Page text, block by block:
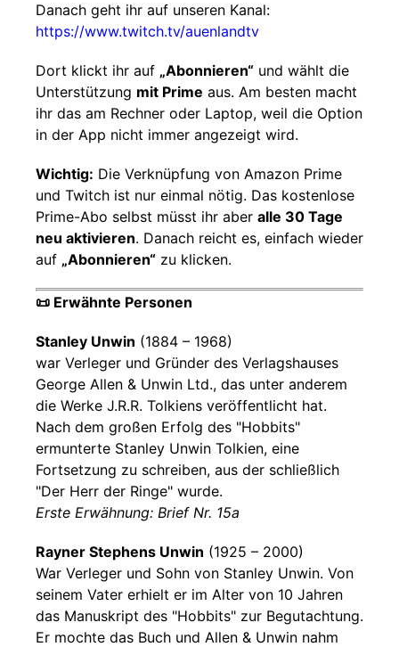
Danach geht ihr auf unseren Kanal:
https://www.twitch.tv/auenlandtv
Dort klickt ihr auf „Abonnieren“ und wählt die
Unterstützung mit Prime aus. Am besten macht
ihr das am Rechner oder Laptop, weil die Option
in der App nicht immer angezeigt wird.
Wichtig: Die Verknüpfung von Amazon Prime
und Twitch ist nur einmal nötig. Das kostenlose
Prime-Abo selbst müsst ihr aber alle 30 Tage
neu aktivieren. Danach reicht es, einfach wieder
auf „Abonnieren“ zu klicken.
📜 Erwähnte Personen
Stanley Unwin (1884 – 1968)
war Verleger und Gründer des Verlagshauses
George Allen & Unwin Ltd., das unter anderem
die Werke J.R.R. Tolkiens veröffentlicht hat.
Nach dem großen Erfolg des "Hobbits"
ermunterte Stanley Unwin Tolkien, eine
Fortsetzung zu schreiben, aus der schließlich
"Der Herr der Ringe" wurde.
Erste Erwähnung: Brief Nr. 15a
Rayner Stephens Unwin (1925 – 2000)
War Verleger und Sohn von Stanley Unwin. Von
seinem Vater erhielt er im Alter von 10 Jahren
das Manuskript des "Hobbits" zur Begutachtung.
Er mochte das Buch und Allen & Unwin nahm